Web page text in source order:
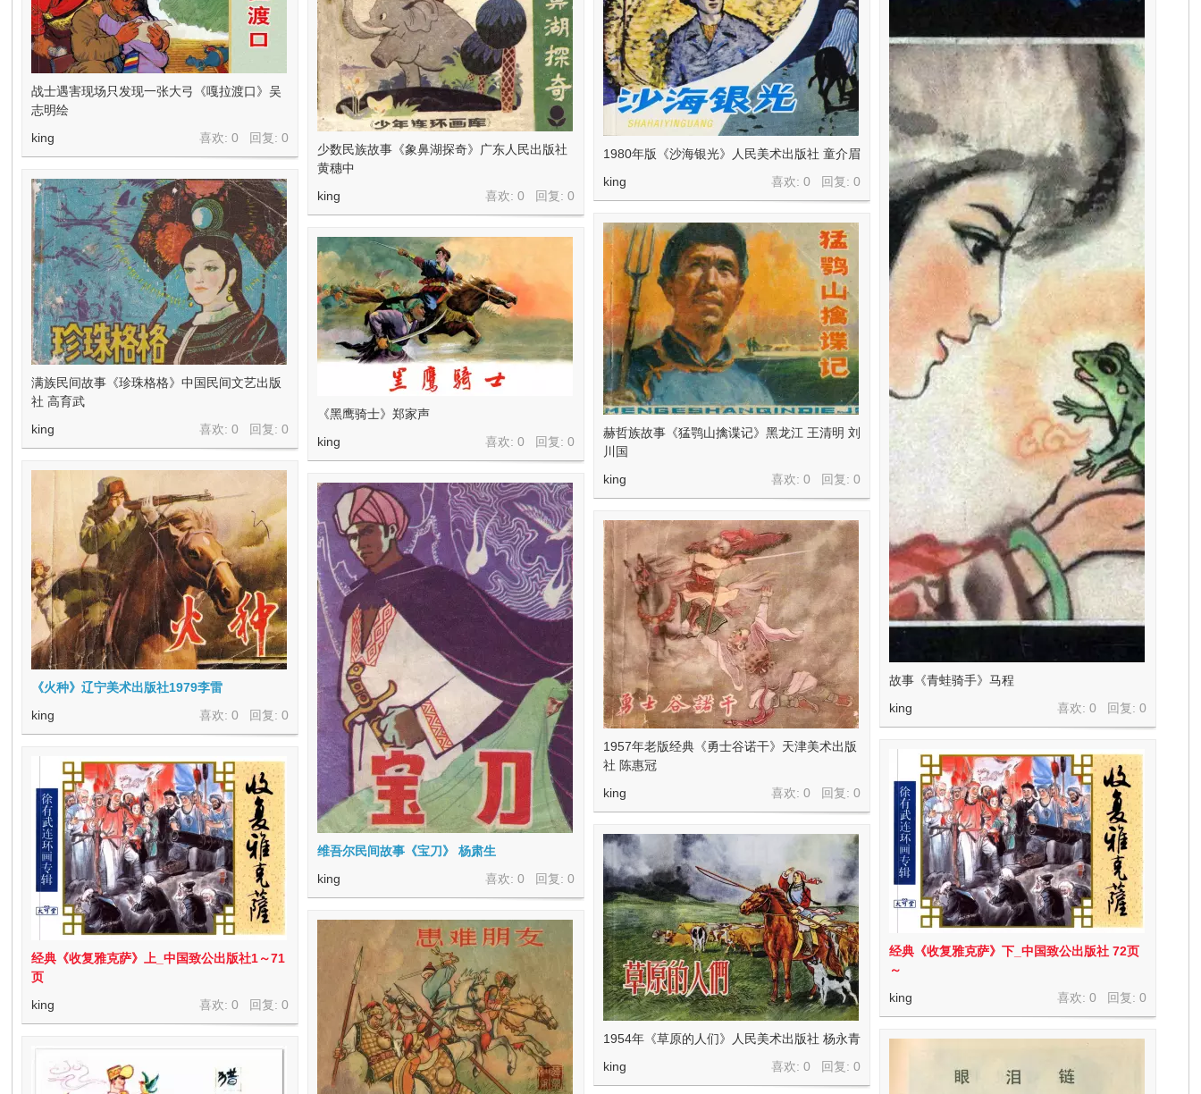
看
战士遇害现场只发现一张大弓《嘎拉渡口》吴
志明绘
喜欢: 0 回复:0
king
少数民族故事《象鼻湖探奇》广东人民出版社
黄穗中
喜欢: 0 回复:0
king
故事《青蛙骑手》马程
喜欢: 0 回复:0
king
1980年版《沙海银光》人民美术出版社 童介眉
喜欢: 0 回复:0
king
满族民间故事《珍珠格格》中国民间文艺出版
社 高育武
喜欢: 0 回复:0
king
赫哲族故事《猛鹗山擒谍记》黑龙江 王清明 刘
川国
喜欢: 0 回复:0
king
《黑鹰骑士》郑家声
喜欢: 0 回复:0
king
《火种》辽宁美术出版社1979李雷
喜欢: 0 回复:0
king
维吾尔民间故事《宝刀》 杨肃生
喜欢: 0 回复:0
king
1957年老版经典《勇士谷诺干》天津美术出版
社 陈惠冠
喜欢: 0 回复:0
king
经典《收复雅克萨》下_中国致公出版社 72页
～
喜欢: 0 回复:0
king
经典《收复雅克萨》上_中国致公出版社1～71
页
喜欢: 0 回复:0
king
1954年《草原的人们》人民美术出版社 杨永青
喜欢: 0 回复:0
king